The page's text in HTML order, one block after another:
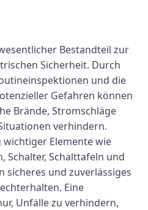
Bestandteil zur
Sicherheit. Durch
und die
Gefahren können
Brände, Stromschläge
verhindern.
Elemente wie
Schalter, Schalttafeln und
sicheres und zuverlässiges
Eine
Unfälle zu verhindern,